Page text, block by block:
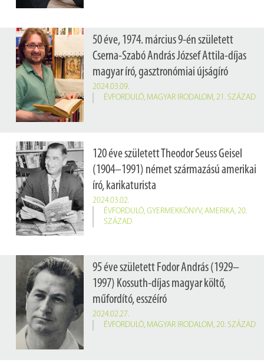
50 éve, 1974. március 9-én született
Cserna-Szabó András József Attila-díjas
magyar író, gasztronómiai újságíró
2024.03.09.
ÉVFORDULÓ, MAGYAR IRODALOM, 21. SZÁZAD
120 éve született Theodor Seuss Geisel
(1904–1991) német származású amerikai
író, karikaturista
2024.03.02.
ÉVFORDULÓ, GYERMEKKÖNYV, AMERIKA, 20.
SZÁZAD
95 éve született Fodor András (1929–
1997) Kossuth-díjas magyar költő,
műfordító, esszéíró
2024.02.27.
ÉVFORDULÓ, MAGYAR IRODALOM, 20. SZÁZAD